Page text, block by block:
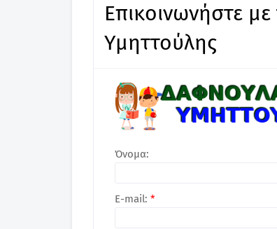
Επικοινωνήστε
Υμηττούλης
Όνομα:
E-mail: *